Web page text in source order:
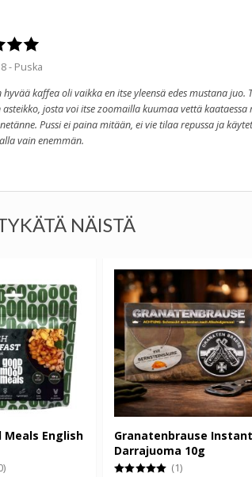
- Puska
kaffea oli vaikka en itse yleensä edes mustana
asteikko, josta voi itse zoomailla kuumaa vettä
Pussi ei paina mitään, ei vie tilaa repussa ja
vain enemmän.
NÄISTÄ
Meals English
Granatenbrause Instant
Darrajuoma 10g
(1)